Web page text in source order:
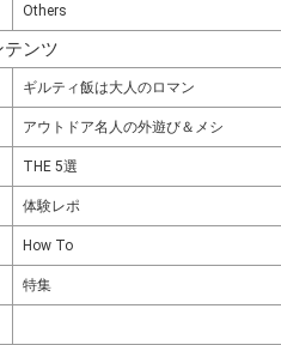
Others
テンツ
ギルティ飯は大人のロマン
アウトドア名人の外遊び＆メシ
THE 5選
体験レポ
How To
特集